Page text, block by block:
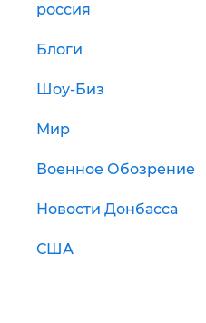
россия
Блоги
Шоу-Биз
Мир
Военное Обозрение
Новости Донбасса
США